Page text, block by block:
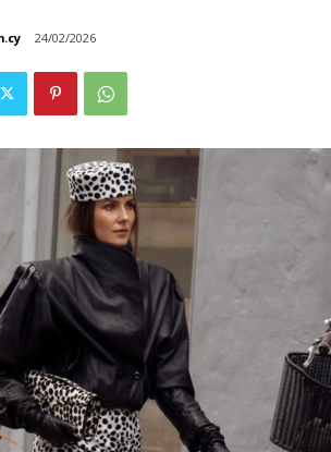
24/02/2026